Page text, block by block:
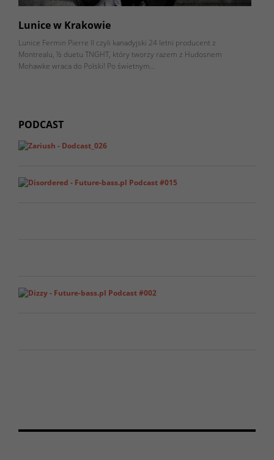
Lunice w Krakowie
Lunice Fermin Pierre II czyli kanadyjski 24 letni producent z
Montrealu, ½ duetu TNGHT, który tworzy razem z Hudosnem
Mohawke wraca do Polski! Po świetnym…
PODCAST